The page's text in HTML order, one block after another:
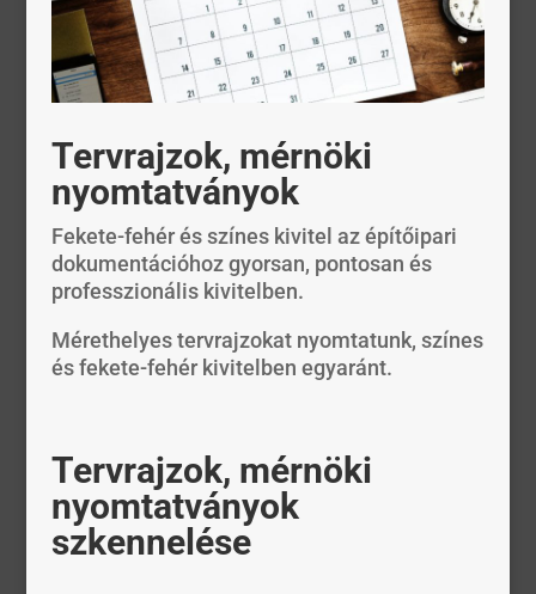
Tervrajzok, mérnöki
nyomtatványok
Fekete-fehér és színes kivitel az építőipari
dokumentációhoz gyorsan, pontosan és
professzionális kivitelben.
Mérethelyes tervrajzokat nyomtatunk, színes
és fekete-fehér kivitelben egyaránt.
Tervrajzok, mérnöki
nyomtatványok
szkennelése